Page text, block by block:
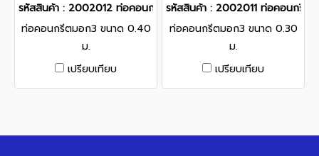
รหัสสินค้า : 2002012 ท่อคอนกรีตมอก3 ขนาด 0.40 ม.
ท่อคอนกรีตมอก3 ขนาด 0.40
ม.
เปรียบเทียบ
รหัสสินค้า : 2002011 ท่อคอนกรีต
ท่อคอนกรีตมอก3 ขนาด 0.30
ม.
เปรียบเทียบ